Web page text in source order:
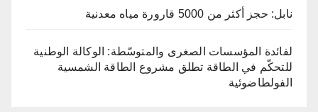
نابل: حجز أكثر من 5000 قارورة مياه معدنية
لفائدة المؤسسات الصغرى والمتوسّطة: الوكالة الوطنية
للتحكّم في الطاقة تطلق مشروع الطاقة الشمسية
الفولطاضوئية